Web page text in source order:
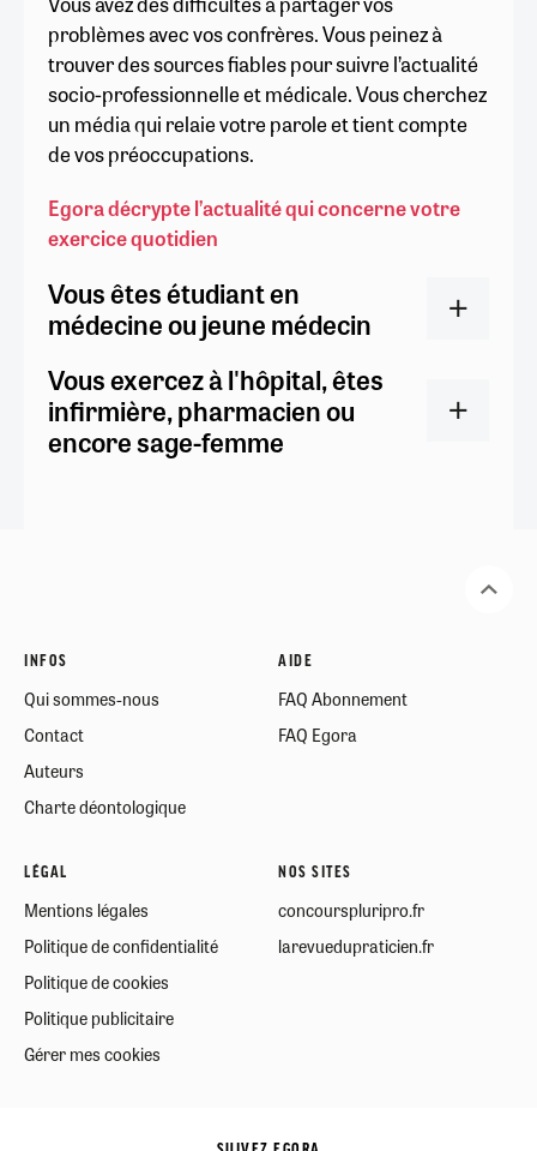
problèmes avec vos confrères. Vous peinez à
trouver des sources fiables pour suivre l’actualité
socio-professionnelle et médicale. Vous cherchez
un média qui relaie votre parole et tient compte
de vos préoccupations.
Egora décrypte l’actualité qui concerne votre
exercice quotidien
Vous êtes étudiant en
médecine ou jeune médecin
Vous exercez à l'hôpital, êtes
infirmière, pharmacien ou
encore sage-femme
INFOS
Qui sommes-nous
Contact
Auteurs
Charte déontologique
AIDE
FAQ Abonnement
FAQ Egora
LÉGAL
Mentions légales
Politique de confidentialité
Politique de cookies
Politique publicitaire
Gérer mes cookies
NOS SITES
concourspluripro.fr
larevuedupraticien.fr